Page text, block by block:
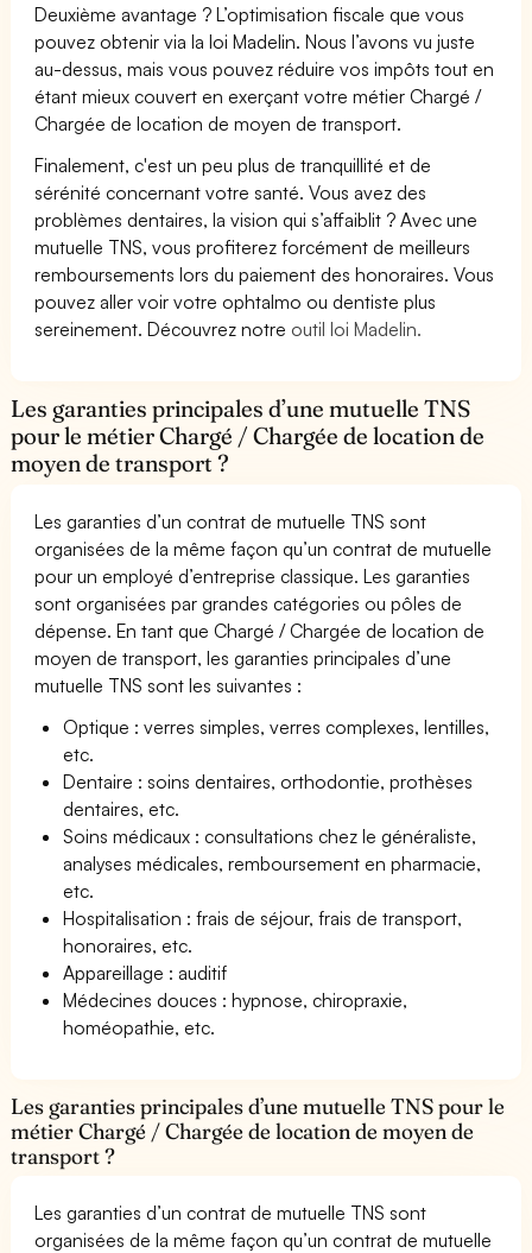
Deuxième avantage ? L’optimisation fiscale que vous
pouvez obtenir via la loi Madelin. Nous l’avons vu juste
au-dessus, mais vous pouvez réduire vos impôts tout en
étant mieux couvert en exerçant votre métier Chargé /
Chargée de location de moyen de transport.
Finalement, c'est un peu plus de tranquillité et de
sérénité concernant votre santé. Vous avez des
problèmes dentaires, la vision qui s’affaiblit ? Avec une
mutuelle TNS, vous profiterez forcément de meilleurs
remboursements lors du paiement des honoraires. Vous
pouvez aller voir votre ophtalmo ou dentiste plus
sereinement. Découvrez notre outil loi Madelin.
Les garanties principales d’une mutuelle TNS
pour le métier Chargé / Chargée de location de
moyen de transport ?
Les garanties d’un contrat de mutuelle TNS sont
organisées de la même façon qu’un contrat de mutuelle
pour un employé d’entreprise classique. Les garanties
sont organisées par grandes catégories ou pôles de
dépense. En tant que Chargé / Chargée de location de
moyen de transport, les garanties principales d’une
mutuelle TNS sont les suivantes :
Optique : verres simples, verres complexes, lentilles,
etc.
Dentaire : soins dentaires, orthodontie, prothèses
dentaires, etc.
Soins médicaux : consultations chez le généraliste,
analyses médicales, remboursement en pharmacie,
etc.
Hospitalisation : frais de séjour, frais de transport,
honoraires, etc.
Appareillage : auditif
Médecines douces : hypnose, chiropraxie,
homéopathie, etc.
Les garanties principales d’une mutuelle TNS pour le
métier Chargé / Chargée de location de moyen de
transport ?
Les garanties d’un contrat de mutuelle TNS sont
organisées de la même façon qu’un contrat de mutuelle